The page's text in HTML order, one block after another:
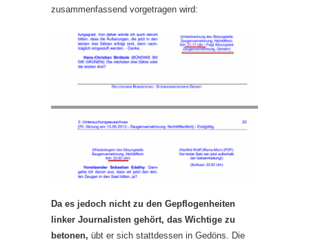
zusammenfassend vorgetragen wird:
Da es jedoch nicht zu den Gepflogenheiten
linker Journalisten gehört, das Wichtige zu
betonen, übt er sich stattdessen in Gedöns. Die